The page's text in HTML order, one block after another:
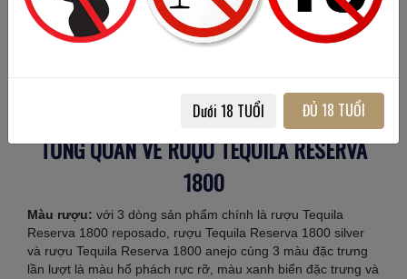
Loại Reposado có màu hổ phách rực rỡ
TỔNG QUAN VỀ RƯỢU TEQUILA RESERVA
1800
Màu rượu: với 3 dòng sản phẩm chính là rượu Tequila
Reserva 1800 reposado, rượu Tequila Reserva 1800 silver
và rượu Tequila Reserva 1800 anejo cùng 3 màu đặc trưng
lần lượt là màu hổ phách rực rỡ, màu xanh biển đặc trưng và
Dưới 18 TUỔI ĐỦ 18 TUỔI